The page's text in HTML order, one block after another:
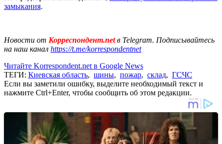
замыкания.
Новости от Корреспондент.netв Telegram. Подписывайтесь
на наш канал https://t.me/korrespondentnet
Читайте Korrespondent.net в Google News
ТЕГИ: Киевская область, шины, пожар, склад, ГСЧС
Если вы заметили ошибку, выделите необходимый текст и
нажмите Ctrl+Enter, чтобы сообщить об этом редакции.